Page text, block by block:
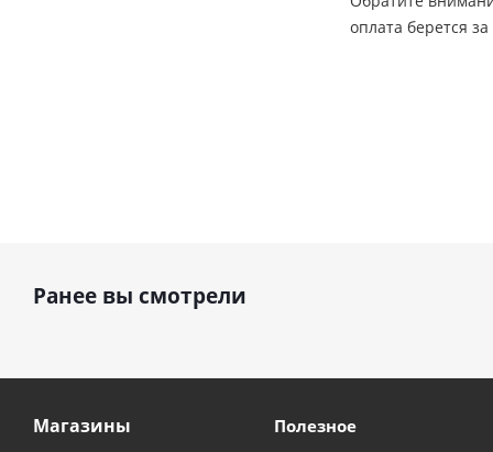
оплата берется
Ранее вы смотрели
Магазины
Полезное